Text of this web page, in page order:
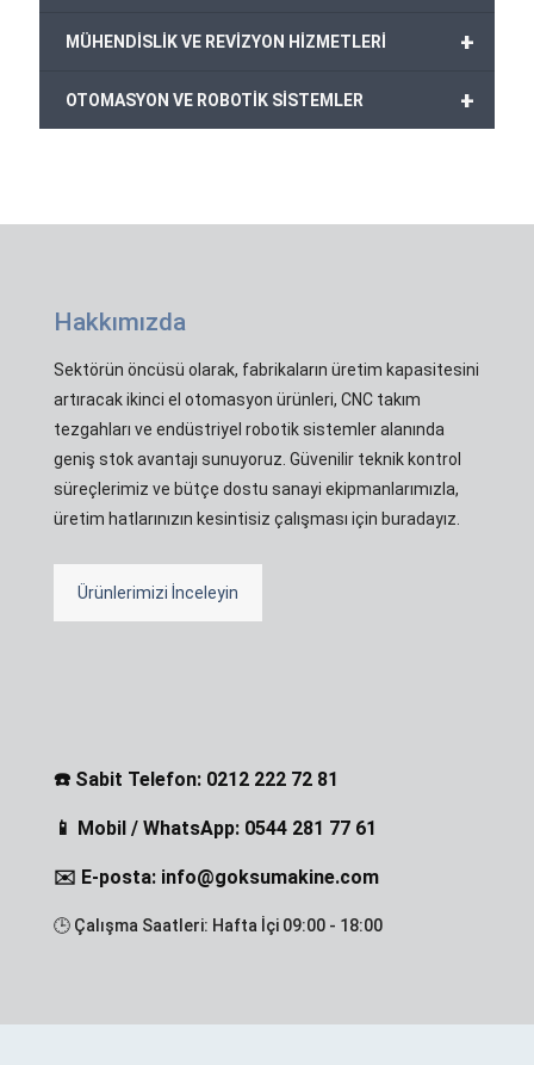
+
MÜHENDİSLİK VE REVİZYON HİZMETLERİ
+
OTOMASYON VE ROBOTİK SİSTEMLER
Hakkımızda
Sektörün öncüsü olarak, fabrikaların üretim kapasitesini
artıracak ikinci el otomasyon ürünleri, CNC takım
tezgahları ve endüstriyel robotik sistemler alanında
geniş stok avantajı sunuyoruz. Güvenilir teknik kontrol
süreçlerimiz ve bütçe dostu sanayi ekipmanlarımızla,
üretim hatlarınızın kesintisiz çalışması için buradayız.
Ürünlerimizi İnceleyin
☎️ Sabit Telefon: 0212 222 72 81
📱 Mobil / WhatsApp: 0544 281 77 61
✉️ E-posta: info@goksumakine.com
🕒 Çalışma Saatleri: Hafta İçi 09:00 - 18:00